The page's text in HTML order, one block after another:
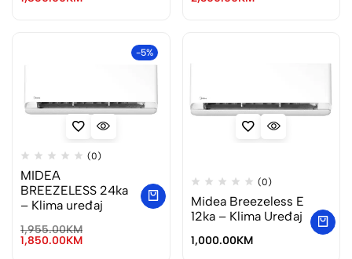
-5%
(0)
MIDEA
BREEZELESS 24ka
– Klima uređaj
1,955.00KM
1,850.00KM
(0)
Midea Breezeless E
12ka – Klima Uređaj
1,000.00KM